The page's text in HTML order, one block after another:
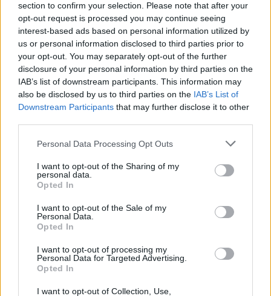
section to confirm your selection. Please note that after your
opt-out request is processed you may continue seeing
interest-based ads based on personal information utilized by
us or personal information disclosed to third parties prior to
your opt-out. You may separately opt-out of the further
disclosure of your personal information by third parties on the
IAB’s list of downstream participants. This information may
also be disclosed by us to third parties on the IAB’s List of
Downstream Participants that may further disclose it to other
Personal Data Processing Opt Outs
I want to opt-out of the Sharing of my
personal data.
Opted In
I want to opt-out of the Sale of my
Personal Data.
Opted In
I want to opt-out of processing my
Personal Data for Targeted Advertising.
Opted In
I want to opt-out of Collection, Use,
Mr 100 milioni?
Howe non toglie mai Tonali, specialmente da quando lo ha
arretrato al ruolo di regista. Il midfield maestro, come lo
chiamano a Newcastle,ha un contratto fino al 2029
opzione per il 2030. I Magpies possono quindi tirare il più
possibile sul prezzo. Secondo varie testate comeYahoo
Sport e Goal.com,la richiesta dei bianconeri potrebbe
aggirarsisui 90-100 milioni. Chiunque vorrà portare via
Tonali al Newcastle dovrà presentare un’offerta
irrinunciabile, un po’ come è accaduto con Alexander Isak.